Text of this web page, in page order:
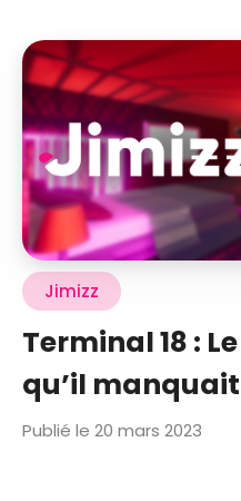
Jimizz
Terminal 18 :
qu’il
Publié le 20 mars 2023